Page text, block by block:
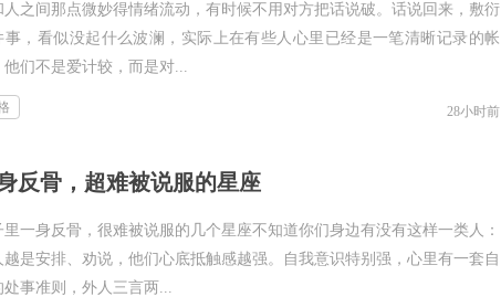
人之间那点微妙得情绪流动，有时候不用对方把话说破。话说回来，敷衍
事，看似没起什么波澜，实际上在有些人心里已经是一笔清晰记录的帐
他们不是爱计较，而是对...
28小时前
反骨，超难被说服的星座
里一身反骨，很难被说服的几个星座不知道你们身边有没有这样一类人：
越是安排、劝说，他们心底抵触感越强。自我意识特别强，心里有一套自
处事准则，外人三言两...